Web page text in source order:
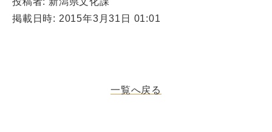
掲載日時: 2015年3月31日 01:01
一覧へ戻る